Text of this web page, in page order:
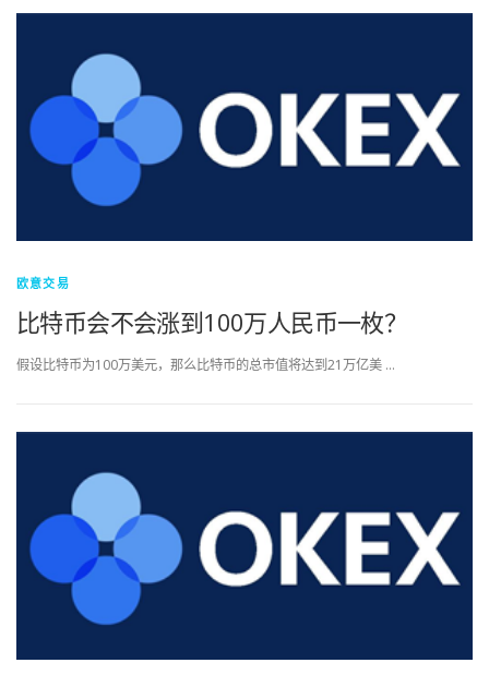
欧意交易
比特币会不会涨到100万人民币一枚？
假设比特币为100万美元，那么比特币的总市值将达到21万亿美 …